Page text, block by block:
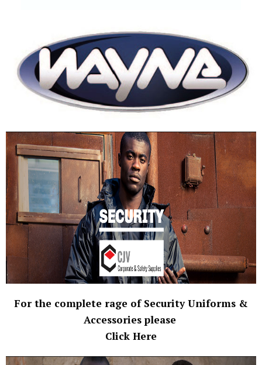
DOWNLOAD CATALOG
For the complete rage of Security Uniforms &
Accessories please
Click Here